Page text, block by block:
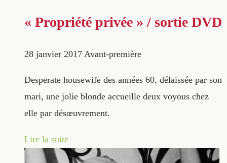
« Propriété privée » / sortie DVD
28 janvier 2017 Avant-première
Desperate housewife des années 60, délaissée par son
mari, une jolie blonde accueille deux voyous chez
elle par désœuvrement.
Lire la suite